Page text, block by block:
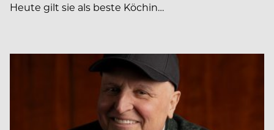
Heute gilt sie als beste Köchin…